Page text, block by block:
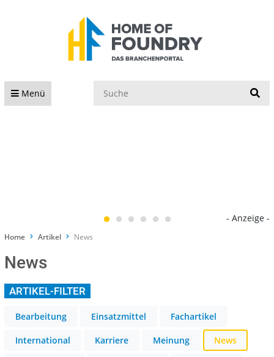
Menü
- Anzeige -
Home Artikel News
News
ARTIKEL-FILTER
Bearbeitung Einsatzmittel Fachartikel
International Karriere Meinung News